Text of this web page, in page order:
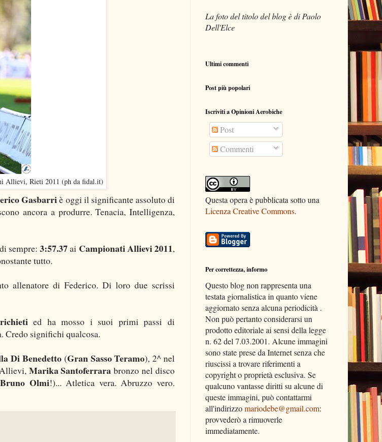
Allievi, Rieti 2011 (ph da fidal.it)
Gasbarriè oggi il significante assoluto di
ancora a produrre. Tenacia, Intelligenza,
di sempre:3:57.37ai Campionati Allievi 2011,
tutto.
allenatore di Federico. Di loro due scrissi
ed ha mosso i suoi primi passi di
Credo significhi qualcosa.
Di Benedetto (Gran Sasso Teramo), 2^ nel
Marika Santoferrara bronzo nel disco
Olmi!)... Atletica vera. Abruzzo vero.
La foto del titolo del blog è di Paolo
Dell'Elce
Ultimi commenti
Post più popolari
Iscriviti a Opinioni Aerobiche
Post
Commenti
Questa opera è pubblicata sotto una
Licenza Creative Commons.
Per correttezza, informo
Questo blog non rappresenta una
testata giornalistica in quanto viene
aggiornato senza alcuna periodicità .
Non può pertanto considerarsi un
prodotto editoriale ai sensi della legge
n. 62 del 7.03.2001. Alcune immagini
sono state prese da Internet senza che
riuscissi a trovare riferimenti a
copyright o proprietà esclusiva. Se
qualcuno vantasse diritti su alcune di
queste immagini, può contattarmi
all'indirizzomariodebe@gmail.com:
provvederò a rimuoverle
immediatamente.